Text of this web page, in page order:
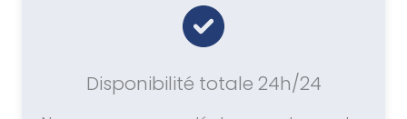
Disponibilité totale 24h/24